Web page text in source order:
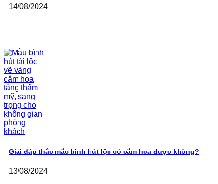
14/08/2024
Giái đáp thắc mắc bình hút lộc có cắm hoa được không?
13/08/2024